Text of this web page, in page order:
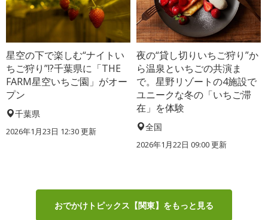
星空の下で楽しむ“ナイトい
ちご狩り”!?千葉県に「THE
FARM星空いちご園」がオー
プン
千葉県
2026年1月23日 12:30 更新
夜の“貸し切りいちご狩り”か
ら温泉といちごの共演ま
で。星野リゾートの4施設で
ユニークな冬の「いちご滞
在」を体験
全国
2026年1月22日 09:00 更新
おでかけトピックス【関東】をもっと見る